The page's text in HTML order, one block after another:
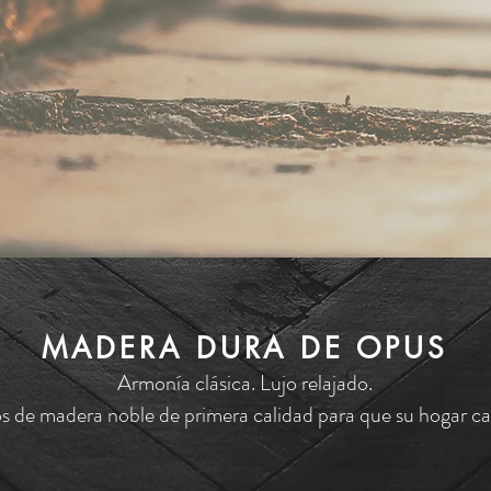
MADERA DURA DE OPUS
Armonía clásica. Lujo relajado.
de madera noble de primera calidad para que su hogar